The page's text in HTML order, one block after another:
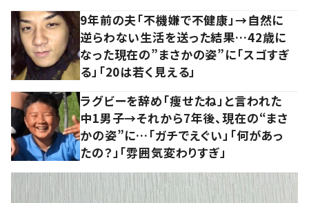
9年前の夫「不機嫌で不健康」→自然に
逆らわない生活を送った結果…42歳に
なった現在の”まさかの姿”に「スゴすぎ
る」「20は若く見える」
ラグビーを辞め「痩せたね」と言われた
中1男子→それから7年後、現在の“まさ
かの姿”に…「ガチでえぐい」「何があっ
たの？」「雰囲気変わりすぎ」